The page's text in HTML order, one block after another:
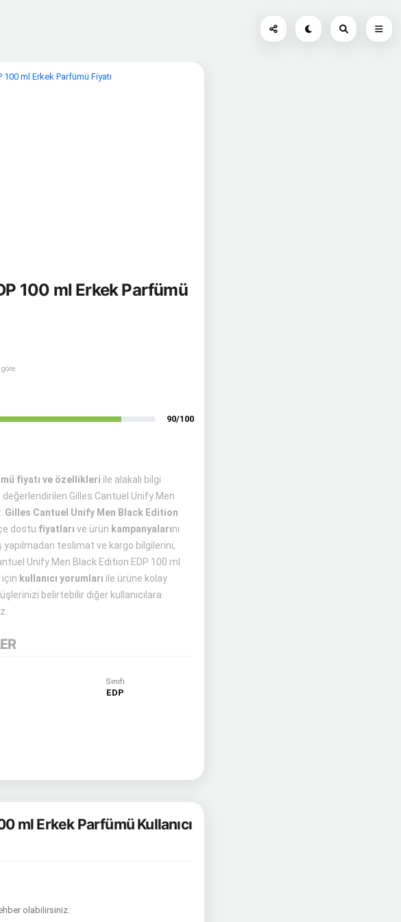
ml Erkek Parfümü Fiyatı
100 ml Erkek Parfümü
göre
90/100
fiyatı ve özellikleri ile alakalı bilgi
Gilles Cantuel Unify Men
Gilles Cantuel Unify Men Black Edition
dostu fiyatları ve ürün kampanyalarını
yapılmadan teslimat ve kargo bilgilerini,
Unify Men Black Edition EDP 100 ml
kullanıcı yorumları ile ürüne kolay
belirtebilir diğer kullanıcılara
Sınıfı
EDP
ml Erkek Parfümü Kullanıcı
olabilirsiniz.